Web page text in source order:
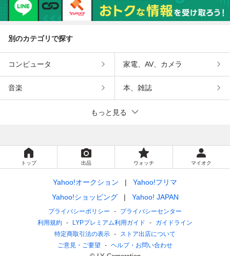
別のカテゴリで探す
コンピュータ 家電、AV、カメラ
音楽 本、雑誌
もっと見る
トップ 出品 ウォッチ マイオク
Yahoo!オークション
Yahoo!フリマ
Yahoo!ショッピング
Yahoo! JAPAN
プライバシーポリシー
プライバシーセンター
利用規約
LYPプレミアム利用ガイド
ガイドライン
特定商取引法の表示
ストア出店について
ご意見・ご要望
ヘルプ・お問い合わせ